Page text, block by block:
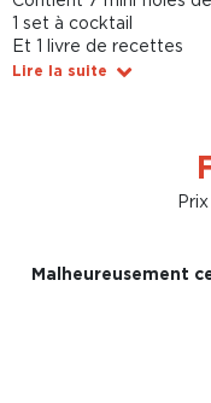
1 set à cocktail
Et 1 livre de recettes
Lire la suite
Malheureusement